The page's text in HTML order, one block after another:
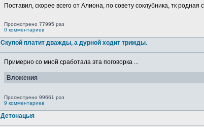
Поставил, скорее всего от Алиона, по совету соклубника, тк
Просмотрено 77995 раз
0 комментариев
Скупой платит дважды, а дурной ходит трижды.
Примерно со мной сработала эта поговорка ...
Вложения
Просмотрено 99661 раз
9 комментариев
Детонацыя